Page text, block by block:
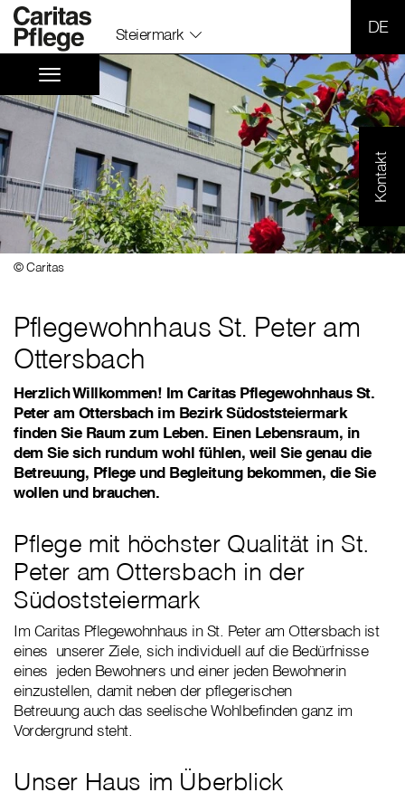
Steiermark
Kontakt
© Caritas
Pflegewohnhaus St. Peter am
Ottersbach
Herzlich Willkommen! Im Caritas Pflegewohnhaus St.
Peter am Ottersbach im Bezirk Südoststeiermark
finden Sie Raum zum Leben. Einen Lebensraum, in
dem Sie sich rundum wohl fühlen, weil Sie genau die
Betreuung, Pflege und Begleitung bekommen, die Sie
wollen und brauchen.
Pflege mit höchster Qualität in St.
Peter am Ottersbach in der
Südoststeiermark
Im Caritas Pflegewohnhaus in St. Peter am Ottersbach ist
eines unserer Ziele, sich individuell auf die Bedürfnisse
eines jeden Bewohners und einer jeden Bewohnerin
einzustellen, damit neben der pflegerischen
Betreuung auch das seelische Wohlbefinden ganz im
Vordergrund steht.
Unser Haus im Überblick